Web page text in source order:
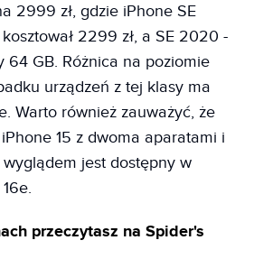
2999 zł, gdzie iPhone SE
2299 zł, a SE 2020 -
64 GB. Różnica na poziomie
urządzeń z tej klasy ma
Warto również zauważyć, że
15 z dwoma aparatami i
jest dostępny w
przeczytasz na Spider's